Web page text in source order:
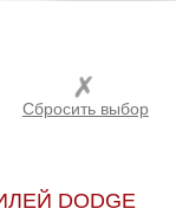
Сбросить выбор
DODGE